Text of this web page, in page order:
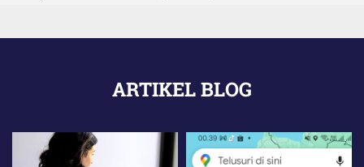
ARTIKEL BLOG